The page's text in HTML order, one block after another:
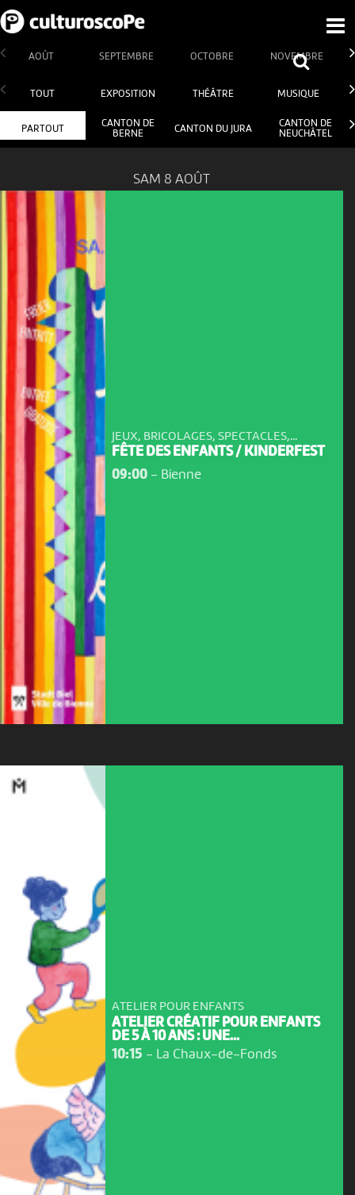
AOÛT SEPTEMBRE OCTOBRE NOVEMBRE
TOUT EXPOSITION THÉÂTRE MUSIQUE
PARTOUT
CANTON DE
BERNE
CANTON DU JURA
CANTON DE
NEUCHÂTEL
SAM 8 AOÛT
JEUX, BRICOLAGES, SPECTACLES,...
FÊTE DES ENFANTS / KINDERFEST
09:00- Bienne
ATELIER POUR ENFANTS
ATELIER CRÉATIF POUR ENFANTS
DE 5 À 10 ANS : UNE...
10:15 - La Chaux-de-Fonds